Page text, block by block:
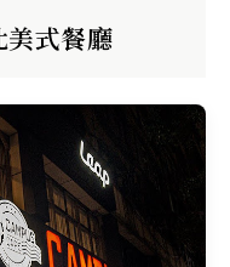
式餐廳